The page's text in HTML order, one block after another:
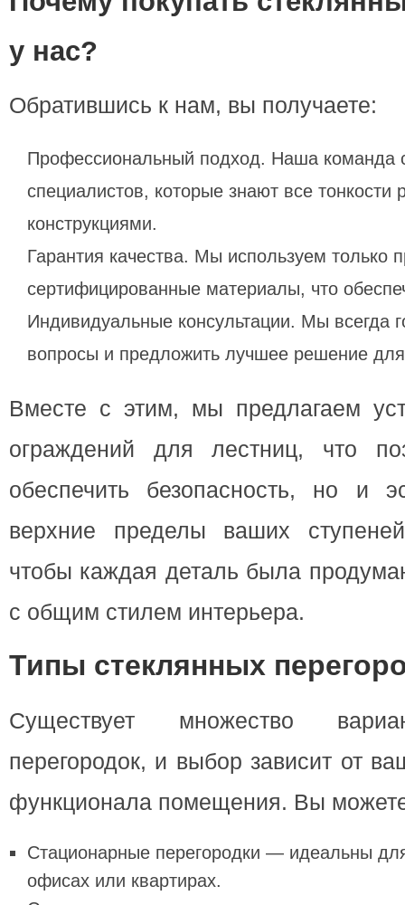
у нас?
Обратившись к нам, вы получаете:
Профессиональный подход. Наша команда
специалистов, которые знают все тонкости
конструкциями.
Гарантия качества. Мы используем только
сертифицированные материалы, что
Индивидуальные консультации. Мы всегда
вопросы и предложить лучшее решение
Вместе с этим, мы предлагаем
ограждений для лестниц, что
обеспечить безопасность, но и
верхние пределы ваших
чтобы каждая деталь была
с общим стилем интерьера.
Типы стеклянных
Существует множество
перегородок, и выбор зависит от
функционала помещения. Вы
Стационарные перегородки — идеальны
офисах или квартирах.